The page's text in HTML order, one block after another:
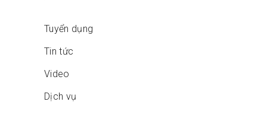
Tuyển dụng
Tin tức
Video
Dịch vụ